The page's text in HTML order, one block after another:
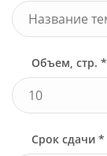
Объем, стр. *
Срок сдачи *